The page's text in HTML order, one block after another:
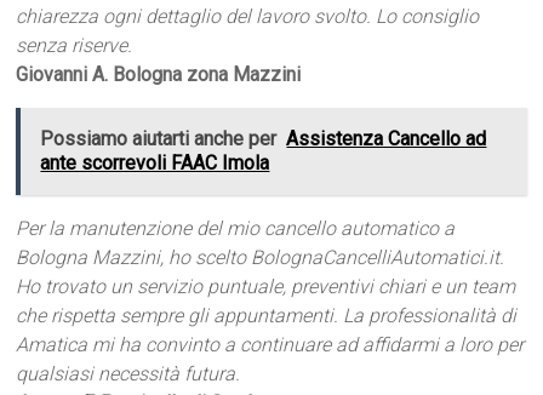
chiarezza ogni dettaglio del lavoro svolto. Lo consiglio
senza riserve.
Giovanni A. Bologna zona Mazzini
Possiamo aiutarti anche per Assistenza Cancello ad
ante scorrevoli FAAC Imola
Per la manutenzione del mio cancello automatico a
Bologna Mazzini, ho scelto BolognaCancelliAutomatici.it.
Ho trovato un servizio puntuale, preventivi chiari e un team
che rispetta sempre gli appuntamenti. La professionalità di
Amatica mi ha convinto a continuare ad affidarmi a loro per
qualsiasi necessità futura.